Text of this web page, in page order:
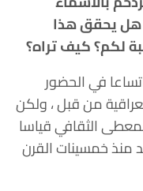
هل يحقق هذا
لكم؟ كيف تراه؟
في الحضور
من قبل ، ولكن
الثقافي قياسا
منذ خمسينات القرن